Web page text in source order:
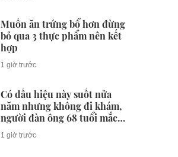
Muốn ăn trứng bổ hơn đừng
bỏ qua 3 thực phẩm nên kết
hợp
1 giờ trước
Có dấu hiệu này suốt nửa
năm nhưng không đi khám,
người đàn ông 68 tuổi mắc
ung thư giai đoạn 3
1 giờ trước